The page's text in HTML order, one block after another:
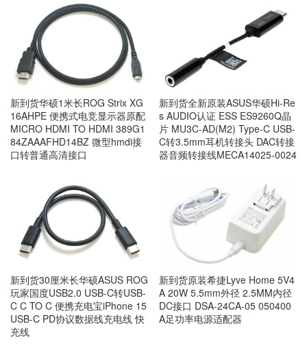
新到货华硕1米长ROG Strix XG
16AHPE 便携式电竞显示器原配
MICRO HDMI TO HDMI 389G1
84ZAAAFHD14BZ 微型hmdi接
口转普通高清接口
新到货全新原装ASUS华硕Hi-Re
s AUDIO认证 ESS ES9260Q晶
片 MU3C-AD(M2) Type-C USB-
C转3.5mm耳机转接头 DAC转接
器音频转接线MECA14025-0024
新到货30厘米长华硕ASUS ROG
玩家国度USB2.0 USB-C转USB-
C C TO C 便携充电宝iPhone 15
USB-C PD协议数据线充电线 快
充线
新到货原装希捷Lyve Home 5V4
A 20W 5.5mm外径 2.5MM内径
DC接口 DSA-24CA-05 050400
A足功率电源适配器